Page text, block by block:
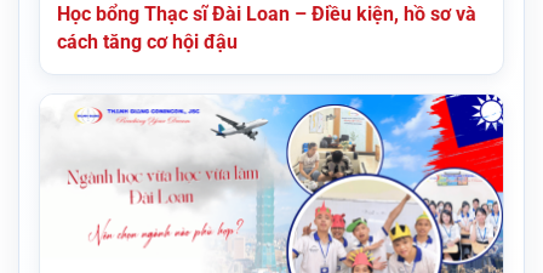
Học bổng Thạc sĩ Đài Loan – Điều kiện, hồ sơ và
cách tăng cơ hội đậu